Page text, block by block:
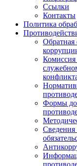
Ссылки
Контакты
Политика
Обратная
Формы
Сведения